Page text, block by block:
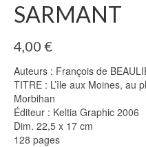
SARMANT
4,00 €
Auteurs : François de
TITRE : L’île aux Moines, au
Morbihan
Éditeur : Keltia Graphic 2006
Dim. 22,5 x 17 cm
128 pages